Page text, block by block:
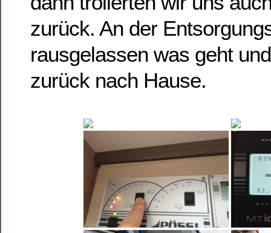
zurück. An der
rausgelassen was geht
zurück nach Hause.